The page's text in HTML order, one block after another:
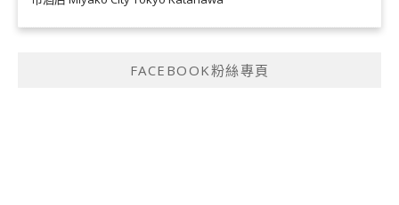
FACEBOOK粉絲專頁